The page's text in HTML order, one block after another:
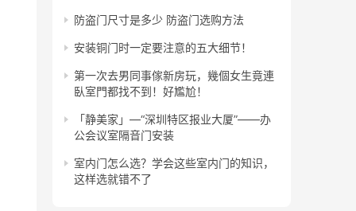
防盗门尺寸是多少 防盗门选购方法
安装铜门时一定要注意的五大细节！
第一次去男同事傢新房玩，幾個女生竟連
臥室門都找不到！好尷尬！
「静美家」—“深圳特区报业大厦”——办
公会议室隔音门安装
室内门怎么选？学会这些室内门的知识，
这样选就错不了